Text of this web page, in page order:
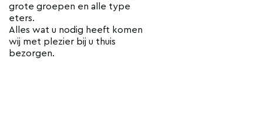
grote groepen en alle type
eters.
Alles wat u nodig heeft komen
wij met plezier bij u thuis
bezorgen.